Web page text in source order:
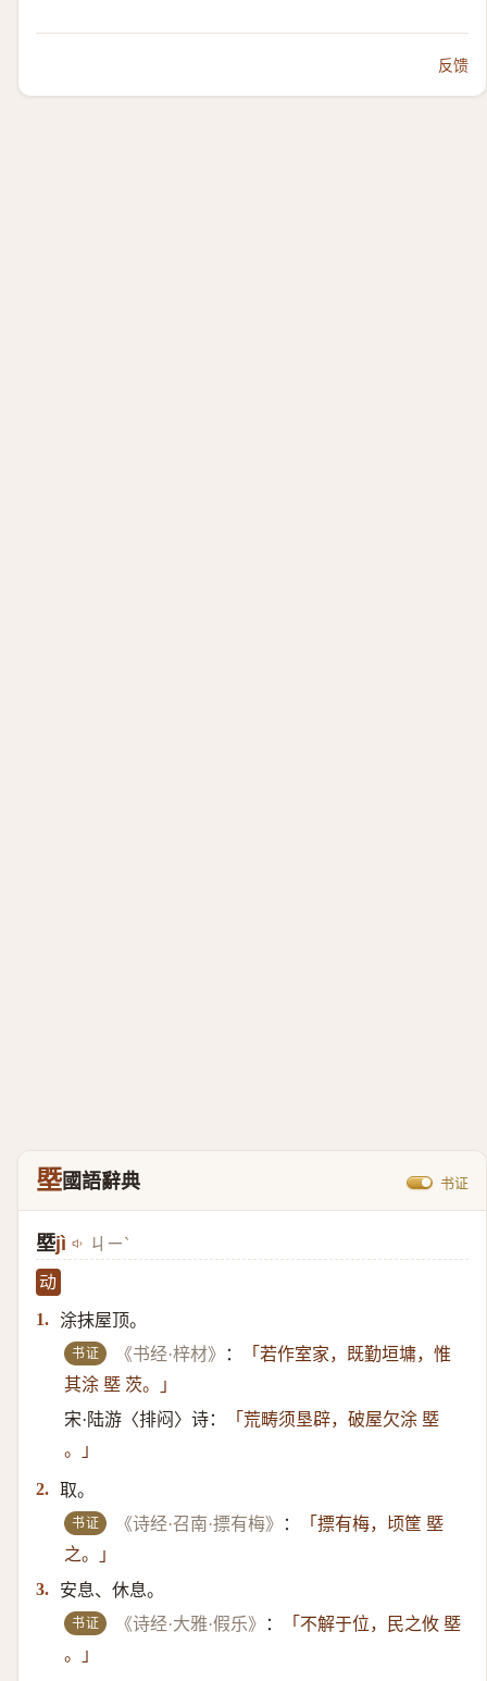
反馈
塈國語辭典 书证
塈jì ㄐㄧˋ
动
1. 涂抹屋顶。
书证 《书经·梓材》 ：
「若作室家，既勤垣墉，惟
其涂 塈 茨。」
宋·陆游〈排闷〉诗：
「荒畴须垦辟，破屋欠涂 塈
。」
2. 取。
书证 《诗经·召南·摽有梅》 ：
「摽有梅，顷筐 塈
之。」
3.
安息、休息。
书证 《诗经·大雅·假乐》 ：
「不解于位，民之攸 塈
。」